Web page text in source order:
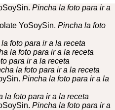
Pincha la foto para ir a
YoSoySin. Pincha la foto
foto para ir a la receta
la foto para ir a la receta
para ir a la receta
la foto para ir a la receta
Pincha la foto para ir a la
la foto para ir a la receta
Pincha la foto para ir a